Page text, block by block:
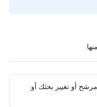
أو تغيير بحثك أو